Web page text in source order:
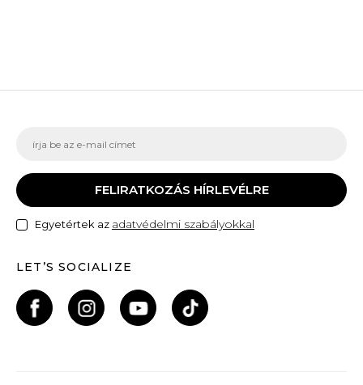
FELIRATKOZÁS HÍRLEVÉLRE
Egyetértek az adatvédelmi szabályokkal
LET’S SOCIALIZE